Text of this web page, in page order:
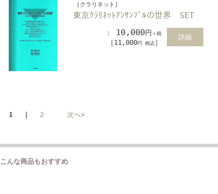
［クラリネット］
東京ｸﾗﾘﾈｯﾄｱﾝｻﾝﾌﾞﾙの世界 SET
： 10,000円 ＋税
［11,000円 税込 ］
詳細
1 2 次へ>
こんな商品もおすすめ